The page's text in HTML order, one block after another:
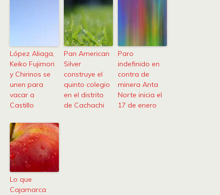
López Aliaga,
Keiko Fujimori
y Chirinos se
unen para
vacar a
Castillo
Pan American
Silver
construye el
quinto colegio
en el distrito
de Cachachi
Paro
indefinido en
contra de
minera Anta
Norte inicia el
17 de enero
Lo que
Cajamarca